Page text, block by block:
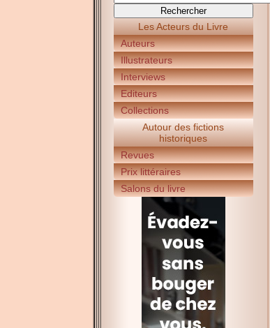
Les Acteurs du Livre
Auteurs
Illustrateurs
Interviews
Editeurs
Collections
Autour des fictions
historiques
Revues
Prix littéraires
Salons du livre